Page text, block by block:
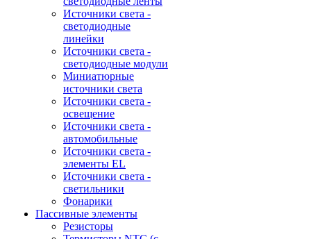
Источники света -
светодиодные
линейки
Источники света -
светодиодные модули
Миниатюрные
источники света
Источники света -
освещение
Источники света -
автомобильные
Источники света -
элементы EL
Источники света -
светильники
Фонарики
Пассивные элементы
Резисторы